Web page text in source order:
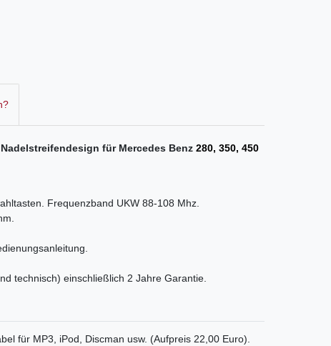
für Mercedes Benz 280, 350, 450
Frequenzband UKW 88-108 Mhz.
technisch) einschließlich 2 Jahre Garantie.
für MP3, iPod, Discman usw. (Aufpreis 22,00 Euro).